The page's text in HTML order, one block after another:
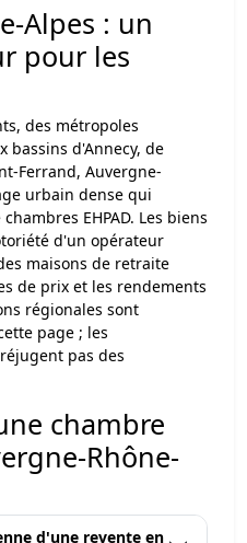
Alpes : un
pour les
des métropoles
bassins d'Annecy, de
Ferrand, Auvergne-
urbain dense qui
EHPAD. Les biens
d'un opérateur
maisons de retraite
de prix et les rendements
régionales sont
page ; les
pas des
chambre
Rhône-
d'une revente en